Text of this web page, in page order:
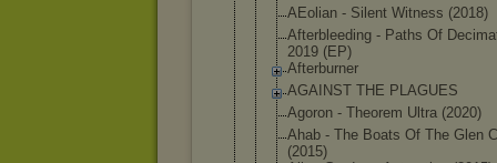
AEolian - Silent Witness (2018)
Afterbleeding - Paths Of
2019 (EP)
Afterburner
AGAINST THE PLAGUES
Agoron - Theorem Ultra (2020)
Ahab - The Boats Of The Glen
(2015)